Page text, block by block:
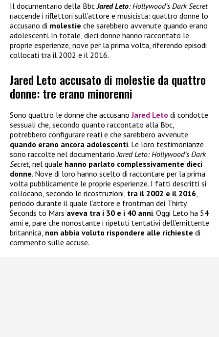
Il documentario della BbcJared Leto: Hollywood’s Dark Secret
riaccende i riflettori sull’attore e musicista: quattro donne lo
accusano di molestie che sarebbero avvenute quando erano
adolescenti. In totale, dieci donne hanno raccontato le
proprie esperienze, nove per la prima volta, riferendo episodi
collocati tra il 2002 e il 2016.
Jared Leto accusato di molestie da quattro
donne: tre erano minorenni
Sono quattro le donne che accusanoJared Leto di condotte
sessuali che, secondo quanto raccontato alla Bbc,
potrebbero configurare reati e che sarebbero avvenute
quando erano ancora adolescenti. Le loro testimonianze
sono raccolte nel documentarioJared Leto: Hollywood’s Dark
Secret, nel quale hanno parlato complessivamente dieci
donne. Nove di loro hanno scelto di raccontare per la prima
volta pubblicamente le proprie esperienze. I fatti descritti si
collocano, secondo le ricostruzioni, tra il 2002 e il 2016,
periodo durante il quale l’attore e frontman dei Thirty
Seconds to Mars aveva tra i 30 e i 40 anni. Oggi Leto ha 54
anni e, pare che nonostante i ripetuti tentativi dell’emittente
britannica, non abbia voluto rispondere alle richieste di
commento sulle accuse.